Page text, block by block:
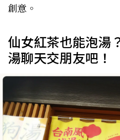
創意。
仙女紅茶也能泡湯
湯聊天交朋友吧！